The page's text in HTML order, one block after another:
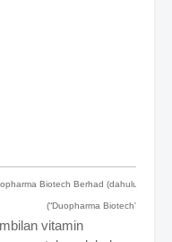
Biotech Berhad (dahulunya
(“Duopharma Biotech”)
vitamin